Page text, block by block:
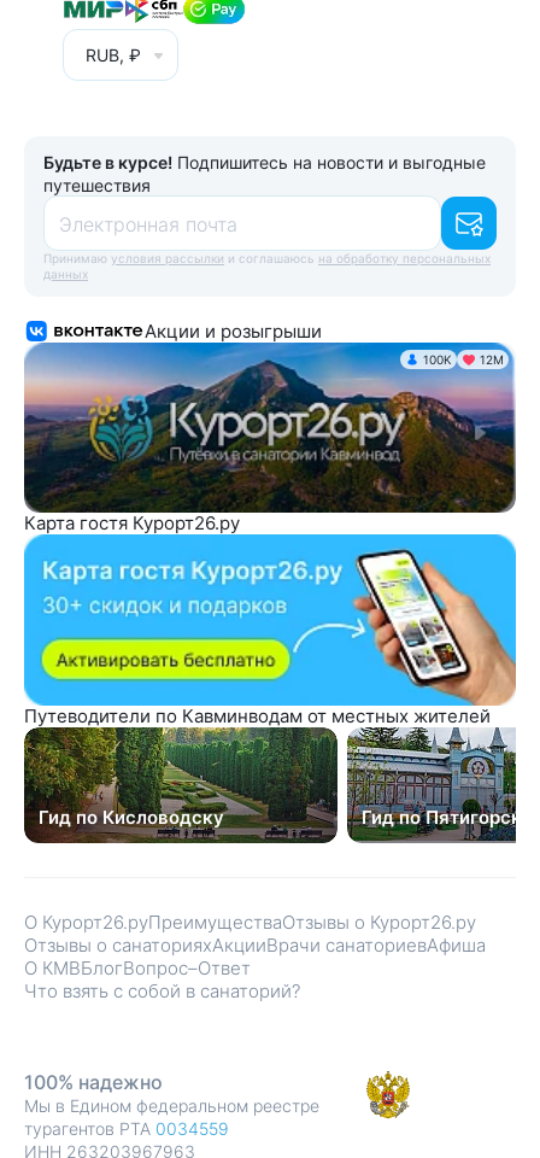
RUB, ₽
Будьте в курсе! Подпишитесь на новости и выгодные
путешествия
Электронная почта
Принимаю условия рассылки и соглашаюсь на обработку персональных
данных
Акции и розыгрыши
100K 12М
Карта гостя Курорт26.ру
Путеводители по Кавминводам от местных жителей
Гид по Кисловодску Гид по Пятигорску
О Курорт26.руПреимуществаОтзывы о Курорт26.ру
Отзывы о санаторияхАкцииВрачи санаториевАфиша
О КМВБлогВопрос–Ответ
Что взять с собой в санаторий?
100% надежно
Мы в Едином федеральном реестре
турагентов РТА 0034559
ИНН 263203967963